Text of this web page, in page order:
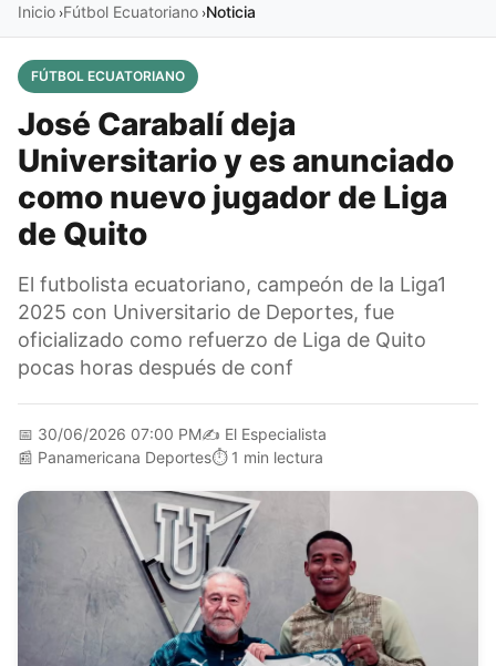
Inicio ›Fútbol Ecuatoriano ›Noticia
FÚTBOL ECUATORIANO
José Carabalí deja
Universitario y es anunciado
como nuevo jugador de Liga
de Quito
El futbolista ecuatoriano, campeón de la Liga1
2025 con Universitario de Deportes, fue
oficializado como refuerzo de Liga de Quito
pocas horas después de conf
📅 30/06/2026 07:00 PM✍️ El Especialista
📰 Panamericana Deportes⏱️ 1 min lectura